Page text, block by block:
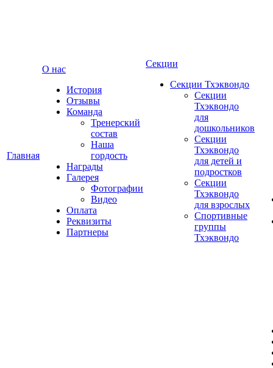
Главная
О нас
История
Отзывы
Команда
Тренерский
состав
Наша
гордость
Награды
Галерея
Фотографии
Видео
Оплата
Реквизиты
Партнеры
Секции
Секции Тхэквондо
Секции
Тхэквондо
для
дошкольников
Секции
Тхэквондо
для детей и
подростков
Секции
Тхэквондо
для взрослых
Спортивные
группы
Тхэквондо